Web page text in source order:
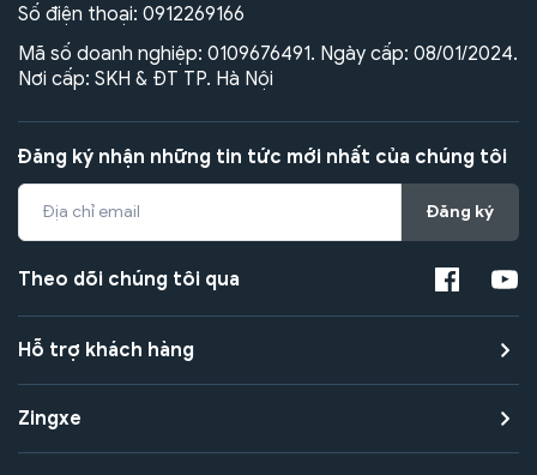
Số điện thoại: 0912269166
Mã số doanh nghiệp: 0109676491. Ngày cấp: 08/01/2024.
Nơi cấp: SKH & ĐT TP. Hà Nội
Đăng ký nhận những tin tức mới nhất của chúng tôi
Đăng ký
Theo dõi chúng tôi qua
Hỗ trợ khách hàng
Zingxe